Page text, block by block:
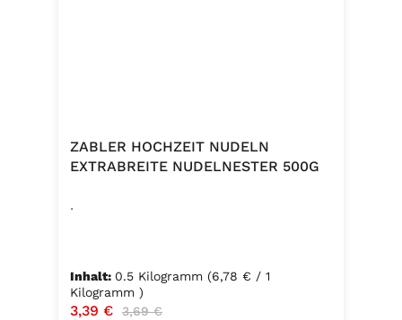
ZABLER HOCHZEIT NUDELN
EXTRABREITE NUDELNESTER 500G
.
Inhalt: 0.5 Kilogramm (6,78 € / 1
Kilogramm )
Verkaufspreis:
3,39 € Regulärer Preis:
3,69 €